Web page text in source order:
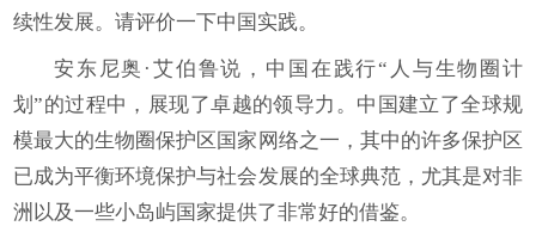
续性发展。请评价一下中国实践。
安东尼奥·艾伯鲁说，中国在践行“人与生物圈计
划”的过程中，展现了卓越的领导力。中国建立了全球规
模最大的生物圈保护区国家网络之一，其中的许多保护区
已成为平衡环境保护与社会发展的全球典范，尤其是对非
洲以及一些小岛屿国家提供了非常好的借鉴。